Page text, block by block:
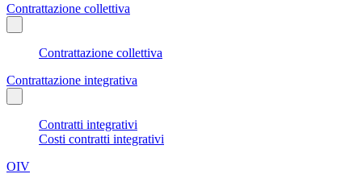
Contrattazione collettiva
Contrattazione collettiva
Contrattazione integrativa
Contratti integrativi
Costi contratti integrativi
OIV